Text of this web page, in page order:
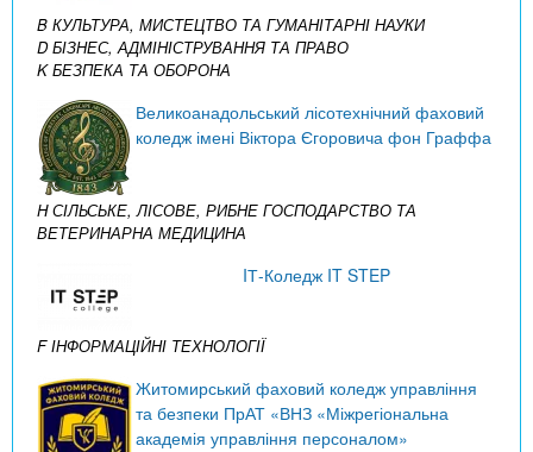
B КУЛЬТУРА, МИСТЕЦТВО ТА ГУМАНІТАРНІ НАУКИ
D БІЗНЕС, АДМІНІСТРУВАННЯ ТА ПРАВО
K БЕЗПЕКА ТА ОБОРОНА
Великоанадольський лісотехнічний фаховий
коледж імені Віктора Єгоровича фон Граффа
H СІЛЬСЬКЕ, ЛІСОВЕ, РИБНЕ ГОСПОДАРСТВО ТА
ВЕТЕРИНАРНА МЕДИЦИНА
IТ-Коледж IT STEP
F ІНФОРМАЦІЙНІ ТЕХНОЛОГІЇ
Житомирський фаховий коледж управління
та безпеки ПрАТ «ВНЗ «Міжрегіональна
академія управління персоналом»